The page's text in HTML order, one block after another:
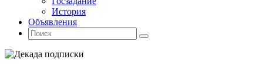
История
Объявления
Поиск
Искать:
Поиск